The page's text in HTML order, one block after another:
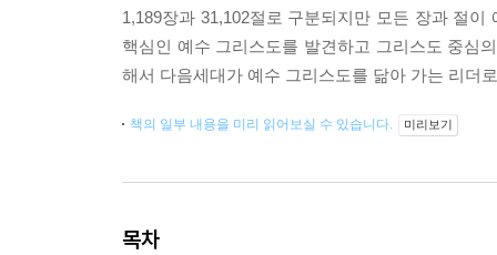
1,189장과 31,102절로 구분되지만 모든 장과 절
핵심인 예수 그리스도를 발견하고 그리스도 중심
해서 다음세대가 예수 그리스도를 닮아 가는 리더
책의 일부 내용을 미리 읽어보실 수 있습니다. 미리보기
목차